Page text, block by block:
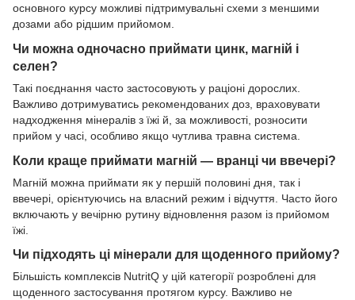
основного курсу можливі підтримувальні схеми з меншими
дозами або рідшим прийомом.
Чи можна одночасно приймати цинк, магній і
селен?
Такі поєднання часто застосовують у раціоні дорослих.
Важливо дотримуватись рекомендованих доз, враховувати
надходження мінералів з їжі й, за можливості, розносити
прийом у часі, особливо якщо чутлива травна система.
Коли краще приймати магній — вранці чи ввечері?
Магній можна приймати як у першій половині дня, так і
ввечері, орієнтуючись на власний режим і відчуття. Часто його
включають у вечірню рутину відновлення разом із прийомом
їжі.
Чи підходять ці мінерали для щоденного прийому?
Більшість комплексів NutritQ у цій категорії розроблені для
щоденного застосування протягом курсу. Важливо не